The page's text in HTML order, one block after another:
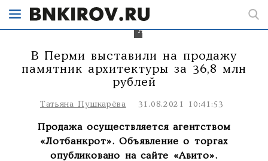
Фото:
Авито.
В Перми выставили на продажу
памятник архитектуры за 36,8 млн
рублей
Татьяна Пушкарёва 31.08.2021 10:41:53
Продажа осуществляется агентством
«Лотбанкрот». Объявление о торгах
опубликовано на сайте «Авито».